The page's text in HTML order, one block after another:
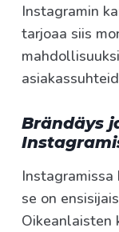
Instagramin
tarjoaa siis
Brändäys
Instagramissa
se on
Oikeanlaisten